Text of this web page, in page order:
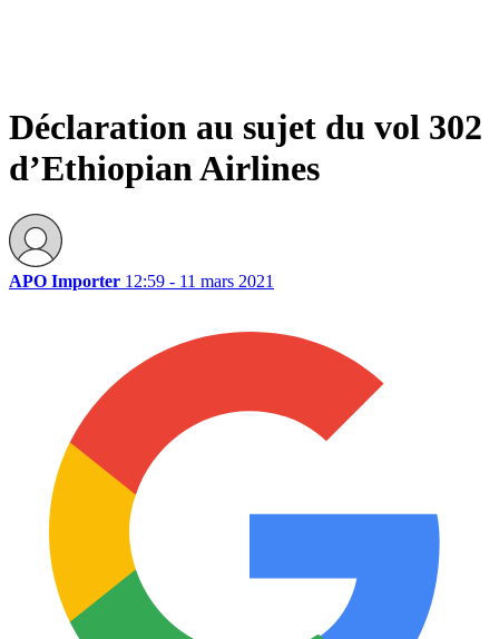
Déclaration au sujet du vol 302
d’Ethiopian Airlines
APO Importer 12:59 - 11 mars 2021